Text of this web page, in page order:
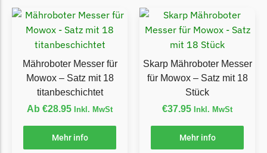
Flymo
Flymo Messer
Fuxtec
Fuxtec Messer
Begrenzungsdraht
Garden Feelings
Mähroboter Messer für
Mowox – Satz mit 18
titanbeschichtet
Ab €28.95 Inkl. MwSt
Mehr info
Skarp Mähroboter Messer
für Mowox – Satz mit 18
Stück
€37.95 Inkl. MwSt
Mehr info